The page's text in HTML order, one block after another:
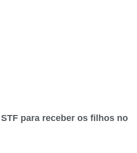
para receber os filhos no